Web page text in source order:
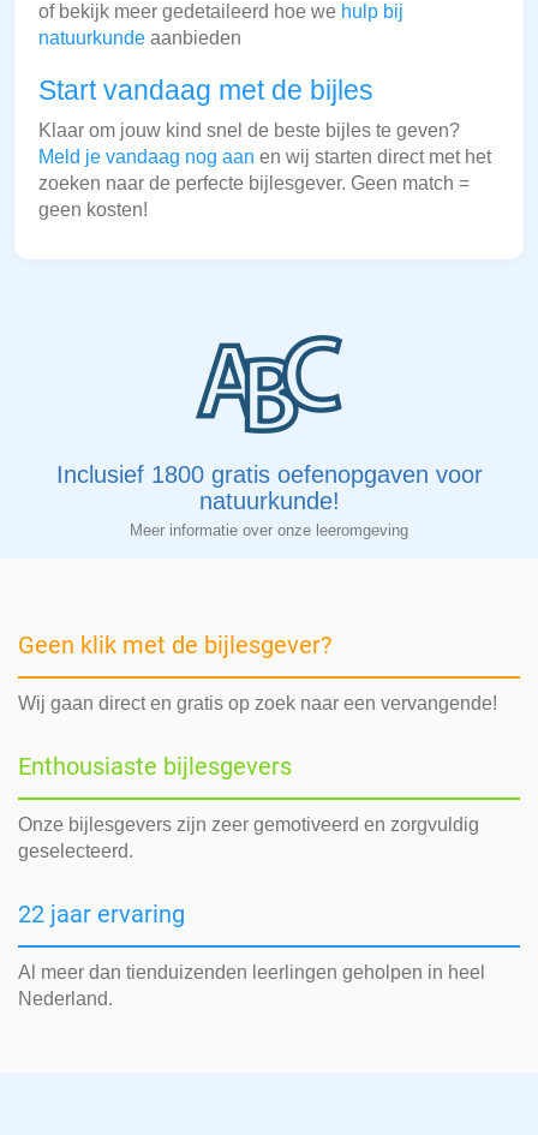
of bekijk meer gedetaileerd hoe we hulp bij
natuurkunde aanbieden
Start vandaag met de bijles
Klaar om jouw kind snel de beste bijles te geven?
Meld je vandaag nog aan en wij starten direct met het
zoeken naar de perfecte bijlesgever. Geen match =
geen kosten!
Inclusief 1800 gratis oefenopgaven voor
natuurkunde!
Meer informatie over onze leeromgeving
Geen klik met de bijlesgever?
Wij gaan direct en gratis op zoek naar een vervangende!
Enthousiaste bijlesgevers
Onze bijlesgevers zijn zeer gemotiveerd en zorgvuldig
geselecteerd.
22 jaar ervaring
Al meer dan tienduizenden leerlingen geholpen in heel
Nederland.